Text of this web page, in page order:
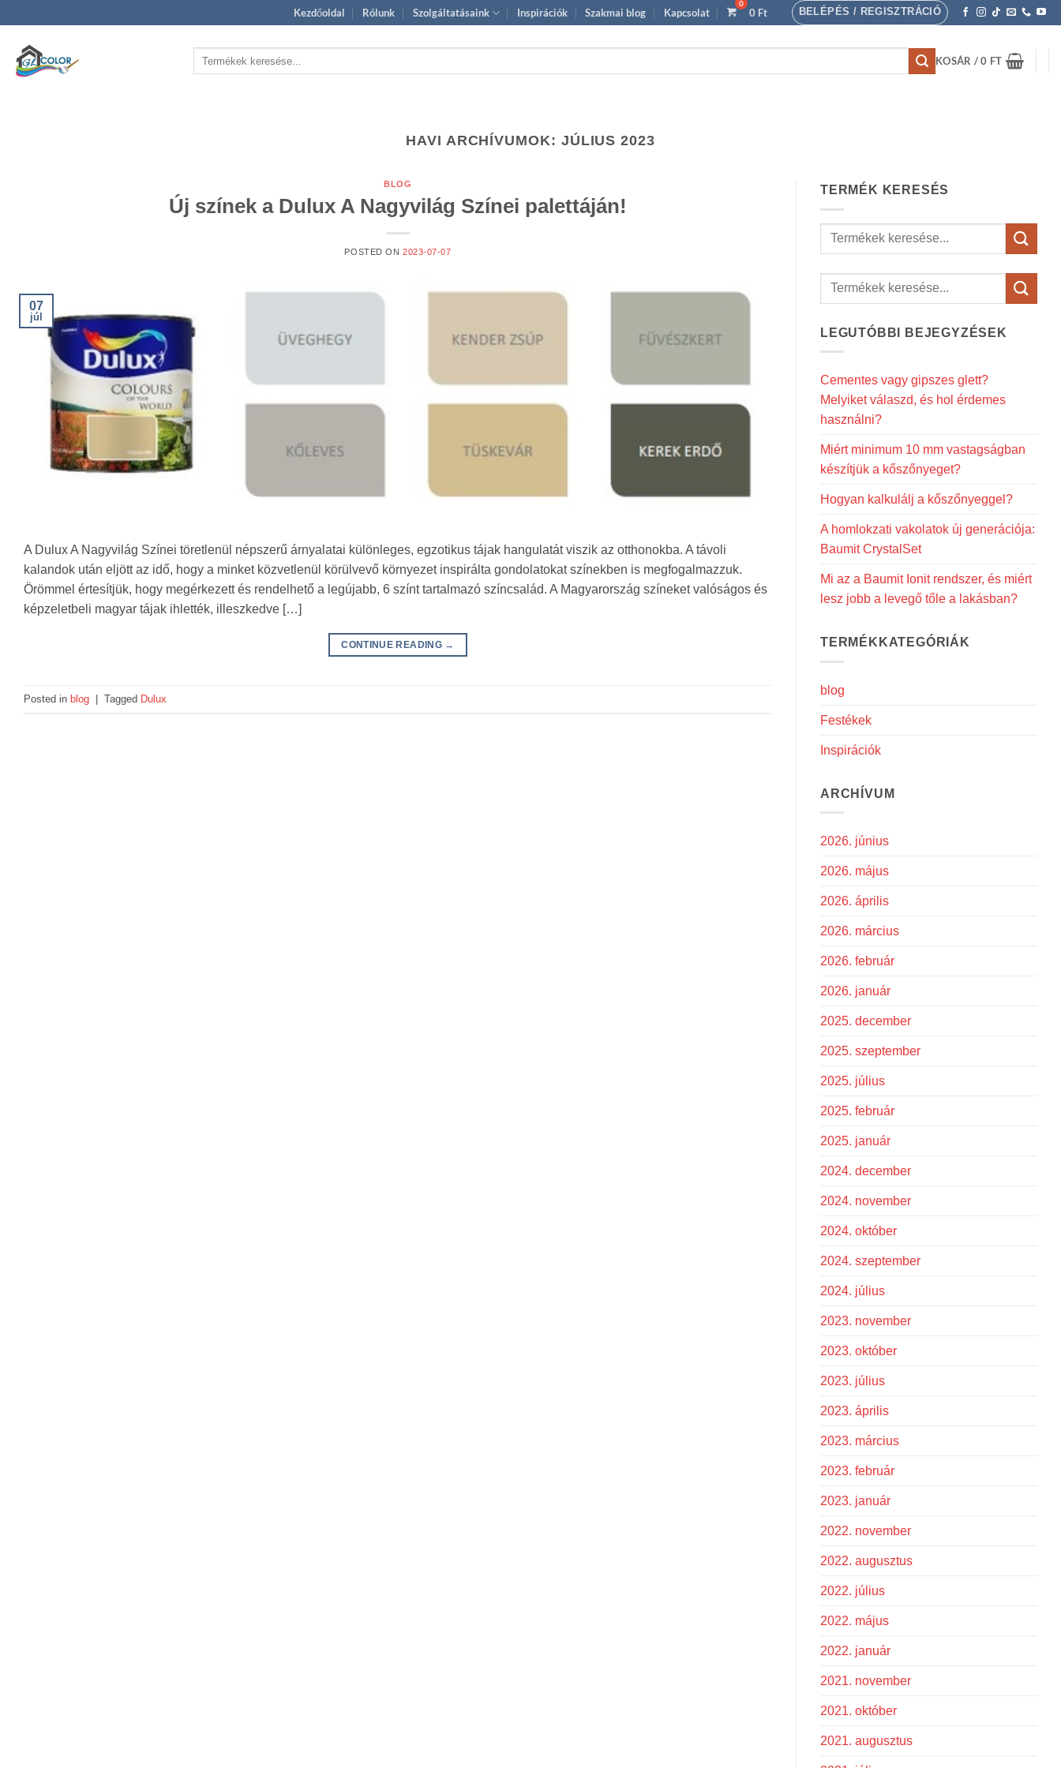
to
content
Kezdőoldal Rólunk Szolgáltatásaink Inspirációk Szakmai blog Kapcsolat 0 Ft BELÉPÉS / REGISZTRÁCIÓ
KOSÁR /0 FT
HAVI ARCHÍVUMOK: JÚLIUS 2023
BLOG
Új színek a Dulux A Nagyvilág Színei palettáján!
POSTED ON 2023-07-07
07
júl
A Dulux A Nagyvilág Színei töretlenül népszerű árnyalatai különleges, egzotikus tájak hangulatát viszik az otthonokba. A távoli
kalandok után eljött az idő, hogy a minket közvetlenül körülvevő környezet inspirálta gondolatokat színekben is megfogalmazzuk.
Örömmel értesítjük, hogy megérkezett és rendelhető a legújabb, 6 színt tartalmazó színcsalád. A Magyarország színeket valóságos és
képzeletbeli magyar tájak ihlették, illeszkedve […]
CONTINUE READING →
Posted in blog Tagged Dulux
TERMÉK KERESÉS
Keresés
LEGUTÓBBI BEJEGYZÉSEK
Cementes vagy gipszes glett?
Melyiket válaszd, és hol érdemes
használni?
Miért minimum 10 mm vastagságban
készítjük a kőszőnyeget?
Hogyan kalkulálj a kőszőnyeggel?
A homlokzati vakolatok új generációja:
Baumit CrystalSet
Mi az a Baumit Ionit rendszer, és miért
lesz jobb a levegő tőle a lakásban?
TERMÉKKATEGÓRIÁK
blog
Festékek
Inspirációk
ARCHÍVUM
2026. június
2026. május
2026. április
2026. március
2026. február
2026. január
2025. december
2025. szeptember
2025. július
2025. február
2025. január
2024. december
2024. november
2024. október
2024. szeptember
2024. július
2023. november
2023. október
2023. július
2023. április
2023. március
2023. február
2023. január
2022. november
2022. augusztus
2022. július
2022. május
2022. január
2021. november
2021. október
2021. augusztus